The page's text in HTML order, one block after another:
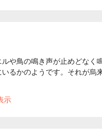
や鳥の鳴き声が止めどなく
るかのようです。それが烏
きます。リアリティーから
示